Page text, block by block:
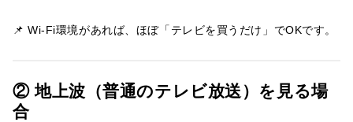
📌 Wi-Fi環境があれば、ほぼ「テレビを買うだけ」でOKです。
② 地上波（普通のテレビ放送）を見る場
合